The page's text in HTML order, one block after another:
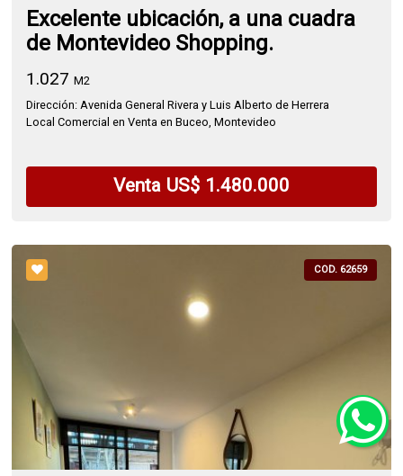
Excelente ubicación, a una cuadra
de Montevideo Shopping.
1.027 M2
Dirección: Avenida General Rivera y Luis Alberto de Herrera
Local Comercial en Venta en Buceo, Montevideo
Venta US$ 1.480.000
COD. 62659